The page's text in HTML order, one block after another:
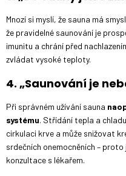
Mnozí si myslí, že sauna má
že pravidelné saunování je
imunitu a chrání před
zvládat vysoké teploty.
4. „Saunování je
Při správném užívání sauna
systému. Střídání tepla a
cirkulaci krve a může snižovat
srdečních onemocněních –
konzultace s lékařem.